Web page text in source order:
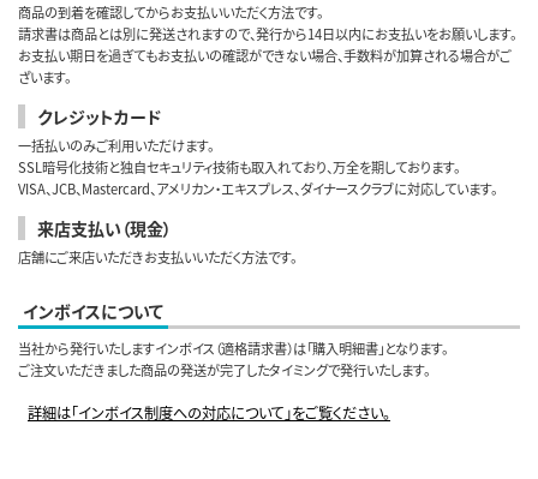
商品の到着を確認してからお支払いいただく方法です。
請求書は商品とは別に発送されますので、発行から14日以内にお支払いをお願いします。
お支払い期日を過ぎてもお支払いの確認ができない場合、手数料が加算される場合がご
ざいます。
クレジットカード
一括払いのみご利用いただけます。
SSL暗号化技術と独自セキュリティ技術も取入れており、万全を期しております。
VISA、JCB、Mastercard、アメリカン・エキスプレス、ダイナースクラブに対応しています。
来店支払い（現金）
店舗にご来店いただきお支払いいただく方法です。
インボイスについて
当社から発行いたしますインボイス（適格請求書）は「購入明細書」となります。
ご注文いただきました商品の発送が完了したタイミングで発行いたします。
詳細は「インボイス制度への対応について」をご覧ください。